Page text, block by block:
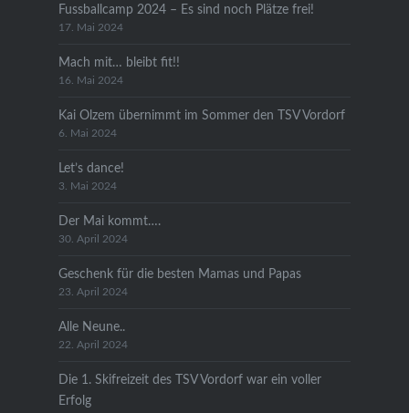
Fussballcamp 2024 – Es sind noch Plätze frei!
17. Mai 2024
Mach mit… bleibt fit!!
16. Mai 2024
Kai Olzem übernimmt im Sommer den TSV Vordorf
6. Mai 2024
Let’s dance!
3. Mai 2024
Der Mai kommt….
30. April 2024
Geschenk für die besten Mamas und Papas
23. April 2024
Alle Neune..
22. April 2024
Die 1. Skifreizeit des TSV Vordorf war ein voller
Erfolg